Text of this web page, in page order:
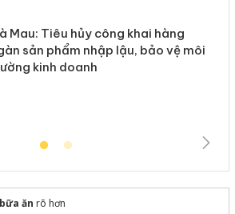
Mau: Tiêu hủy công khai hàng
sản phẩm nhập lậu, bảo vệ môi
kinh doanh
ăn rõ hơn